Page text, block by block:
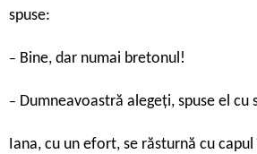
spuse:
– Bine, dar numai bretonul!
– Dumneavoastră alegeți, spuse el cu
Iana, cu un efort, se răsturnă cu